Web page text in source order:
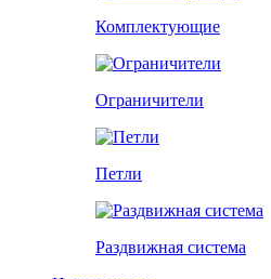
Комплектующие
Ограничители
Петли
Раздвижная система